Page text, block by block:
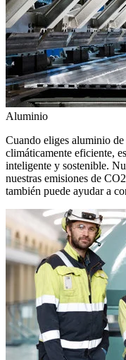
Aluminio
Cuando eliges aluminio
climáticamente eficiente,
inteligente y sostenible.
nuestras emisiones de
también puede ayudar a